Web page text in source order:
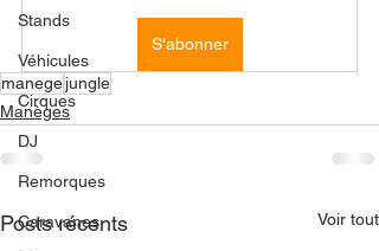
Stands
Véhicules
Cirques
DJ
Remorques
Caravanes
S'abonner
manegejungle
Manèges
Posts récents Voir tout